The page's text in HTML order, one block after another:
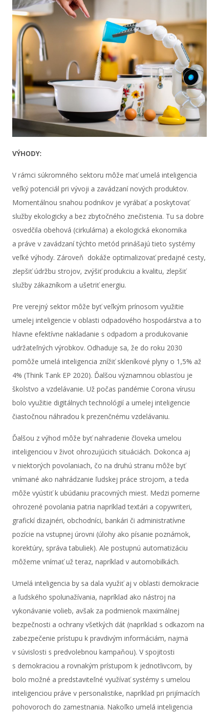
VÝHODY:
V rámci súkromného sektoru môže mať umelá inteligencia
veľký potenciál pri vývoji a zavádzaní nových produktov.
Momentálnou snahou podnikov je vyrábať a poskytovať
služby ekologicky a bez zbytočného znečistenia. Tu sa dobre
osvedčila obehová (cirkulárna) a ekologická ekonomika
a práve v zavádzaní týchto metód prinášajú tieto systémy
veľké výhody. Zároveň dokáže optimalizovať predajné cesty,
zlepšiť údržbu strojov, zvýšiť produkciu a kvalitu, zlepšiť
služby zákazníkom a ušetriť energiu.
Pre verejný sektor môže byť veľkým prínosom využitie
umelej inteligencie v oblasti odpadového hospodárstva a to
hlavne efektívne nakladanie s odpadom a produkovanie
udržateľných výrobkov. Odhaduje sa, že do roku 2030
pomôže umelá inteligencia znížiť skleníkové plyny o 1,5% až
4% (Think Tank EP 2020). Ďalšou významnou oblasťou je
školstvo a vzdelávanie. Už počas pandémie Corona vírusu
bolo využitie digitálnych technológií a umelej inteligencie
čiastočnou náhradou k prezenčnému vzdelávaniu.
Ďalšou z výhod môže byť nahradenie človeka umelou
inteligenciou v život ohrozujúcich situáciách. Dokonca aj
v niektorých povolaniach, čo na druhú stranu môže byť
vnímané ako nahrádzanie ľudskej práce strojom, a teda
môže vyústiť k ubúdaniu pracovných miest. Medzi pomerne
ohrozené povolania patria napríklad textári a copywriteri,
grafickí dizajnéri, obchodníci, bankári či administratívne
pozície na vstupnej úrovni (úlohy ako písanie poznámok,
korektúry, správa tabuliek). Ale postupnú automatizáciu
môžeme vnímať už teraz, napríklad v automobilkách.
Umelá inteligencia by sa dala využiť aj v oblasti demokracie
a ľudského spolunažívania, napríklad ako nástroj na
vykonávanie volieb, avšak za podmienok maximálnej
bezpečnosti a ochrany všetkých dát (napríklad s odkazom na
zabezpečenie prístupu k pravdivým informáciám, najmä
v súvislosti s predvolebnou kampaňou). V spojitosti
s demokraciou a rovnakým prístupom k jednotlivcom, by
bolo možné a predstaviteľné využívať systémy s umelou
inteligenciou práve v personalistike, napríklad pri prijímacích
pohovoroch do zamestnania. Nakoľko umelá inteligencia